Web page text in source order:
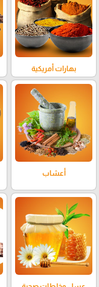
بهارات أمريكية
أعشاب